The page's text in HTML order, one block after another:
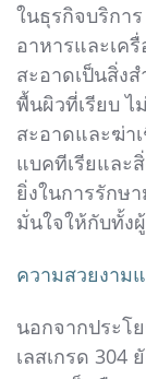
ในธุรกิจบริกา
อาหารและเค
สะอาดเป็นสิ่ง
พื้นผิวที่เรียบ ไ
สะอาดและฆ่า
แบคทีเรียและ
ยิ่งในการรักษ
มั่นใจให้กับทั้ง
ความสวยงาม
นอกจากประโ
เลสเกรด